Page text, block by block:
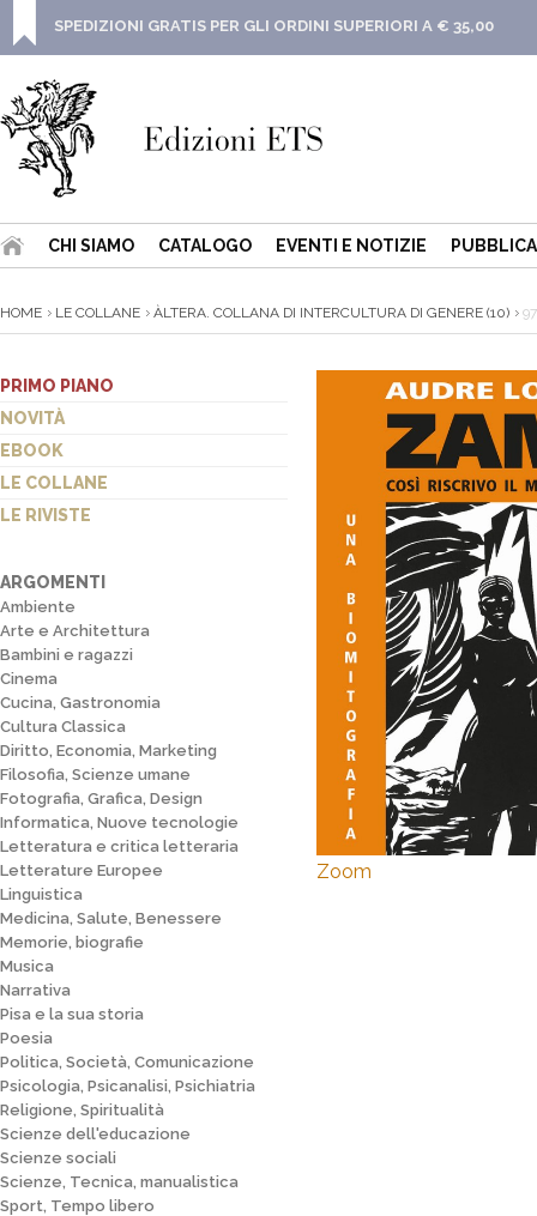
SPEDIZIONI GRATIS PER GLI ORDINI SUPERIORI A € 35,00
CHI SIAMO CATALOGO EVENTI E NOTIZIE
HOME LE COLLANE ÀLTERA. COLLANA DI INTERCULTURA DI GENERE (10)
PRIMO PIANO
NOVITÀ
EBOOK
LE COLLANE
LE RIVISTE
ARGOMENTI
Ambiente
Arte e Architettura
Bambini e ragazzi
Cinema
Cucina, Gastronomia
Cultura Classica
Diritto, Economia, Marketing
Filosofia, Scienze umane
Fotografia, Grafica, Design
Informatica, Nuove tecnologie
Letteratura e critica letteraria
Letterature Europee
Linguistica
Medicina, Salute, Benessere
Memorie, biografie
Musica
Narrativa
Pisa e la sua storia
Poesia
Politica, Società, Comunicazione
Psicologia, Psicanalisi, Psichiatria
Religione, Spiritualità
Scienze dell'educazione
Scienze sociali
Scienze, Tecnica, manualistica
Sport, Tempo libero
Zoom